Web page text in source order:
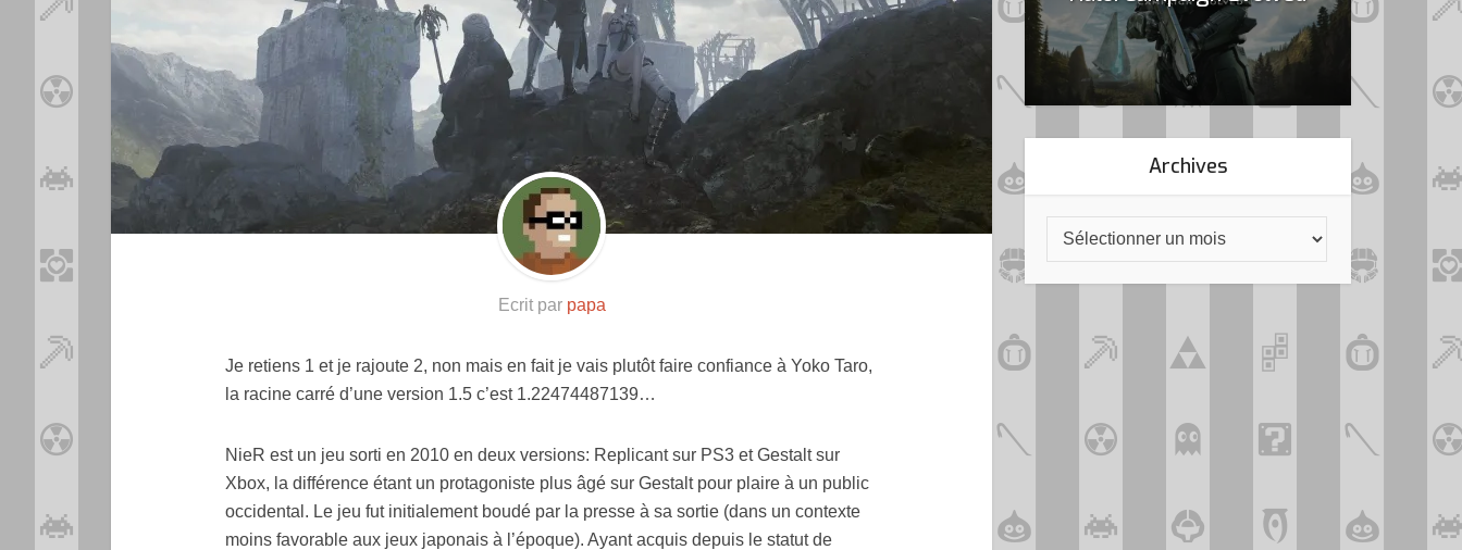
Ecrit par papa
Je retiens 1 et je rajoute 2, non mais en fait je vais plutôt faire confiance à Yoko Taro,
la racine carré d’une version 1.5 c’est 1.22474487139…
NieR est un jeu sorti en 2010 en deux versions: Replicant sur PS3 et Gestalt sur
Xbox, la différence étant un protagoniste plus âgé sur Gestalt pour plaire à un public
occidental. Le jeu fut initialement boudé par la presse à sa sortie (dans un contexte
moins favorable aux jeux japonais à l’époque). Ayant acquis depuis le statut de
Resynced
Archives